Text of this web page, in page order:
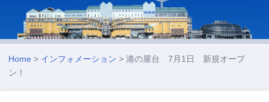
Home > インフォメーション > 港の屋台 7月1日 新規オープ
ン！